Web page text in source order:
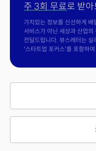
주 3회 무료로 받
가치있는 정보를 신선하게
서비스가 아닌 세상과 산업
전달드립니다. 뷰스레터는
'스타트업 포커스'를 포함하